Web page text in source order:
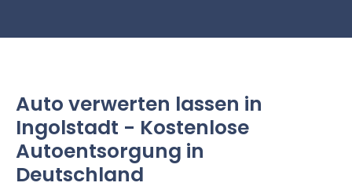
Auto verwerten lassen in
Ingolstadt - Kostenlose
Autoentsorgung in
Deutschland